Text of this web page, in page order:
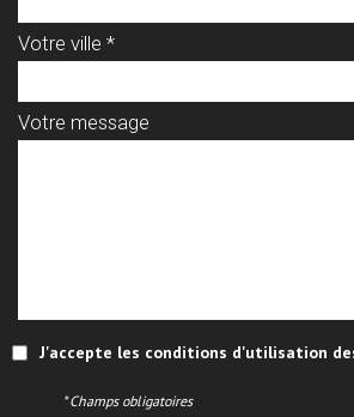
Votre ville *
Votre message
J'accepte les conditions d'utilisation
* Champs obligatoires